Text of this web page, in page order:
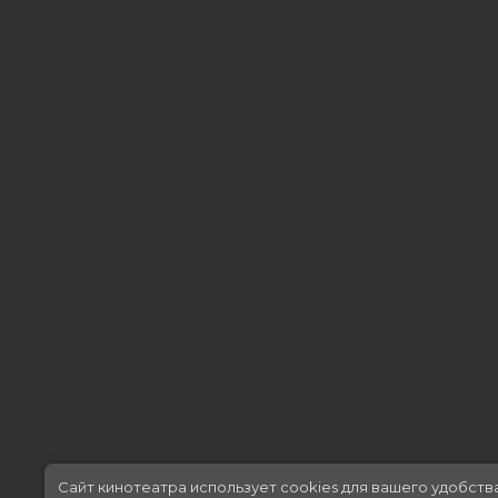
Сайт кинотеатра использует cookies для вашего